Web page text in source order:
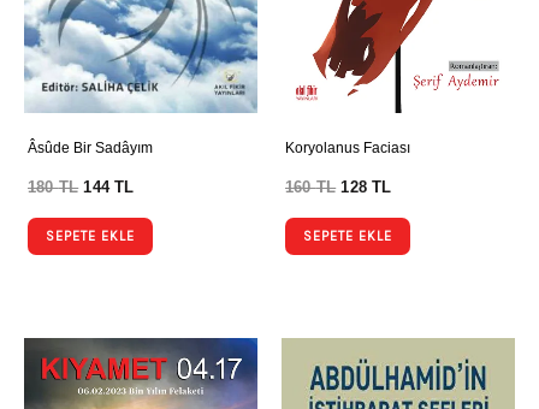
Âsûde Bir Sadâyım
180TL 144TL
SEPETE EKLE
Koryolanus Faciası
160TL 128TL
SEPETE EKLE